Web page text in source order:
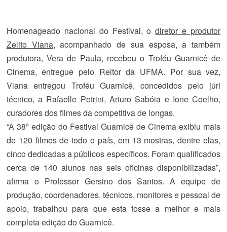
Homenageado nacional do Festival, odiretor e produtor
Zelito Viana, acompanhado de sua esposa, a também
produtora, Vera de Paula, recebeu o Troféu Guarnicê de
Cinema, entregue pelo Reitor da UFMA. Por sua vez,
Viana entregou Troféu Guarnicê, concedidos pelo júri
técnico, a Rafaelle Petrini, Arturo Sabóia e Ione Coelho,
curadores dos filmes da competitiva de longas.
“A 38ª edição do Festival Guarnicê de Cinema exibiu mais
de 120 filmes de todo o país, em 13 mostras, dentre elas,
cinco dedicadas a públicos específicos. Foram qualificados
cerca de 140 alunos nas seis oficinas disponibilizadas”,
afirma o Professor Gersino dos Santos. A equipe de
produção, coordenadores, técnicos, monitores e pessoal de
apoio, trabalhou para que esta fosse a melhor e mais
completa edição do Guarnicê.